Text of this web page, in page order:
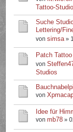
Tattoo-
Suche
Lettering/
vonsimsa»
Patch
von
Studios
von
Idee für
vonmb78 »